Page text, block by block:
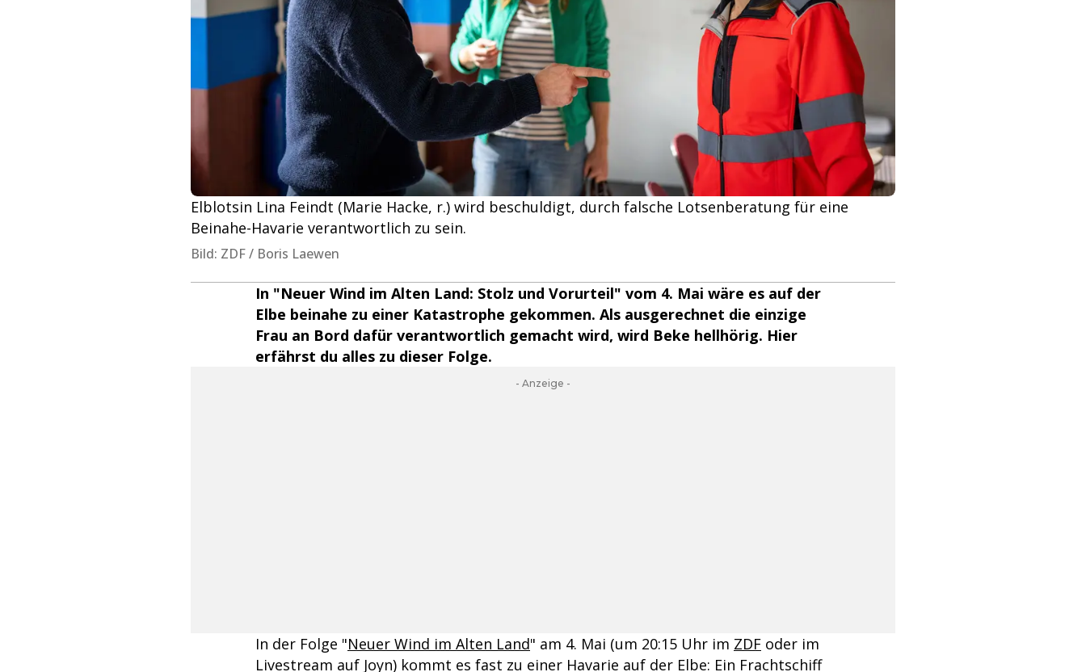
Elblotsin Lina Feindt (Marie Hacke, r.) wird beschuldigt, durch falsche Lotsenberatung für eine
Beinahe-Havarie verantwortlich zu sein.
Bild: ZDF / Boris Laewen
In "Neuer Wind im Alten Land: Stolz und Vorurteil" vom 4. Mai wäre es auf der
Elbe beinahe zu einer Katastrophe gekommen. Als ausgerechnet die einzige
Frau an Bord dafür verantwortlich gemacht wird, wird Beke hellhörig. Hier
erfährst du alles zu dieser Folge.
- Anzeige -
In der Folge "Neuer Wind im Alten Land" am 4. Mai (um 20:15 Uhr im ZDF oder im
Livestream auf Joyn) kommt es fast zu einer Havarie auf der Elbe: Ein Frachtschiff